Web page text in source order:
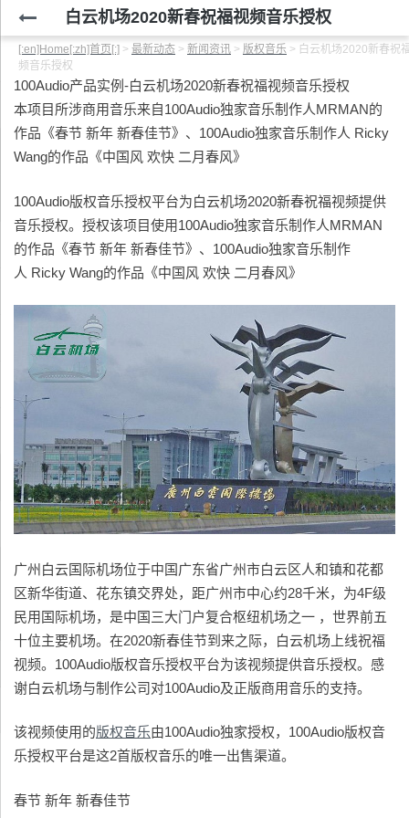
白云机场2020新春祝福视频音乐授权
[:en]Home[:zh]首页[:] > 最新动态 > 新闻资讯 > 版权音乐 > 白云机场2020新春祝
频音乐授权
100Audio产品实例-白云机场2020新春祝福视频音乐授权
本项目所涉商用音乐来自100Audio独家音乐制作人MRMAN的
作品《春节 新年 新春佳节》、100Audio独家音乐制作人 Ricky
Wang的作品《中国风 欢快 二月春风》
100Audio版权音乐授权平台为白云机场2020新春祝福视频提供
音乐授权。授权该项目使用100Audio独家音乐制作人MRMAN
的作品《春节 新年 新春佳节》、100Audio独家音乐制作
人 Ricky Wang的作品《中国风 欢快 二月春风》
广州白云国际机场位于中国广东省广州市白云区人和镇和花都
区新华街道、花东镇交界处，距广州市中心约28千米，为4F级
民用国际机场，是中国三大门户复合枢纽机场之一 ，世界前五
十位主要机场。在2020新春佳节到来之际，白云机场上线祝福
视频。100Audio版权音乐授权平台为该视频提供音乐授权。感
谢白云机场与制作公司对100Audio及正版商用音乐的支持。
该视频使用的版权音乐由100Audio独家授权，100Audio版权音
乐授权平台是这2首版权音乐的唯一出售渠道。
春节 新年 新春佳节